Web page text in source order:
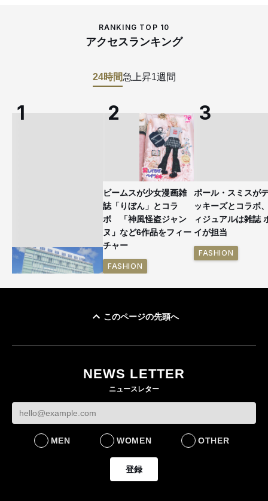
RANKING TOP 10
アクセスランキング
24時間急上昇1週間
ビームスが少女漫画雑
誌「りぼん」とコラ
ボ 「神風怪盗ジャン
ヌ」など6作品をフィー
チャー
FASHION
ポール・スミスが
ッキーズとコラボ
ィジュアルは雑誌
イが担当
FASHION
このページの先頭へ
NEWS LETTER
ニュースレター
MEN WOMEN OTHER
登録